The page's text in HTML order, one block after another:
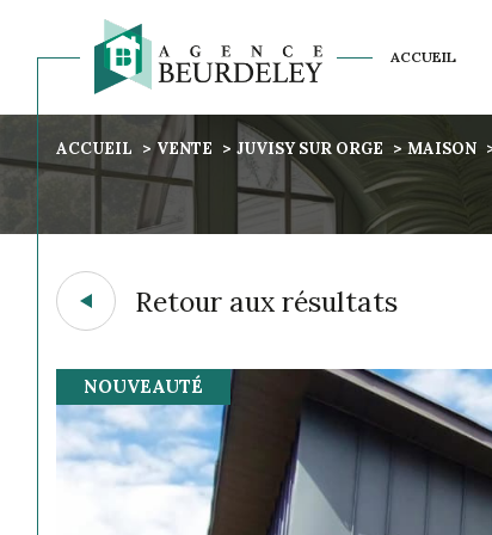
ACCUEIL
NOS AVIS CLIENTS
Acheter
ACCUEIL VENTE JUVISY SUR ORGE MAISON
Retour aux résultats
NOUVEAUTÉ